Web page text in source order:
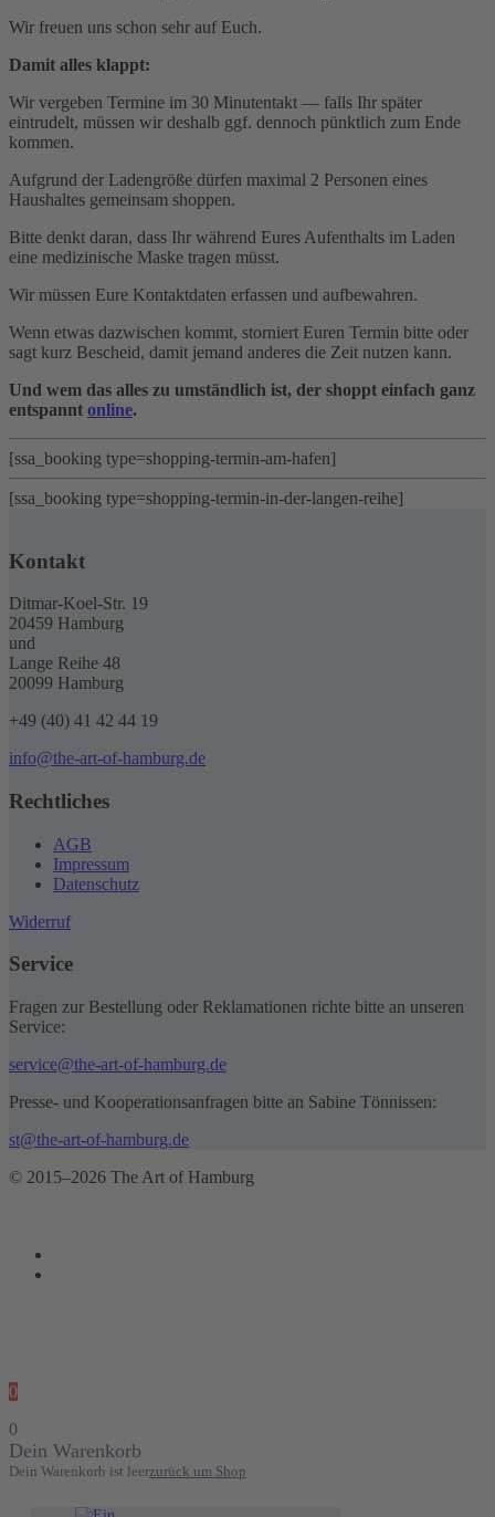
Wir freuen uns schon sehr auf Euch.
Damit alles klappt:
Wir vergeben Termine im 30 Minutentakt — falls Ihr später
eintrudelt, müssen wir deshalb ggf. dennoch pünktlich zum Ende
kommen.
Aufgrund der Ladengröße dürfen maximal 2 Personen eines
Haushaltes gemeinsam shoppen.
Bitte denkt daran, dass Ihr während Eures Aufenthalts im Laden
eine medizinische Maske tragen müsst.
Wir müssen Eure Kontaktdaten erfassen und aufbewahren.
Wenn etwas dazwischen kommt, storniert Euren Termin bitte oder
sagt kurz Bescheid, damit jemand anderes die Zeit nutzen kann.
Und wem das alles zu umständlich ist, der shoppt einfach ganz
entspannt online.
[ssa_booking type=shopping-termin-am-hafen]
[ssa_booking type=shopping-termin-in-der-langen-reihe]
Kontakt
Ditmar-Koel-Str. 19
20459 Hamburg
und
Lange Reihe 48
20099 Hamburg
+49 (40) 41 42 44 19
info@the-art-of-hamburg.de
Rechtliches
AGB
Impressum
Datenschutz
Widerruf
Service
Fragen zur Bestellung oder Reklamationen richte bitte an unseren
Service:
service@the-art-of-hamburg.de
Presse- und Kooperationsanfragen bitte an Sabine Tönnissen:
st@the-art-of-hamburg.de
© 2015–2026 The Art of Hamburg
0
0
Dein Warenkorb
Dein Warenkorb ist leerzurück um Shop